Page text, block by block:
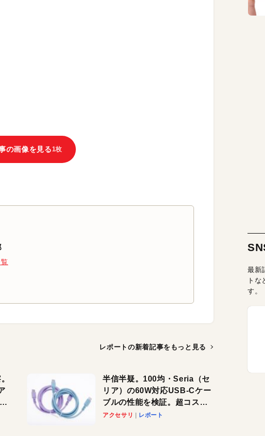
の画像を見る1枚
レポートの新着記事をもっと見る
半信半疑。100均・Seria（セ
リア）の60W対応USB-Cケー
ブルの性能を検証。超コスパ
の1本を発見か？
アクセサリ レポート
最新
ト
す。